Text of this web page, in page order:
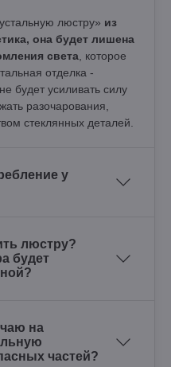
люстру» из
она будет лишена
света , которое
отделка -
будет усиливать силу
разочарования,
стеклянных деталей.
у
люстру?
будет
на
частей?